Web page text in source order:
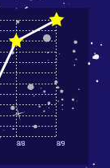
8/8 8/9